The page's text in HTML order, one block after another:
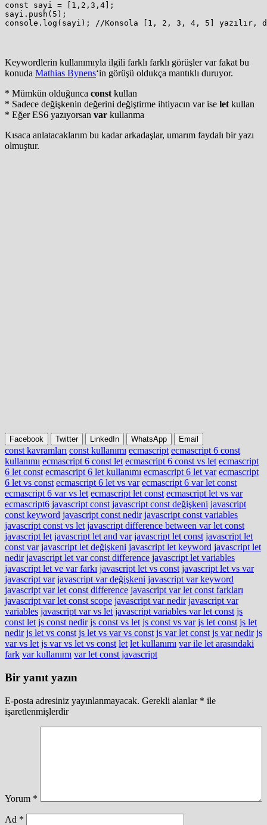
const sayi = [1,2,3,4];
sayi.push(5);
console.log(sayi); //Konsola [1, 2, 3, 4, 5] yazılır,
Keywordlerin kullanımıyla ilgili farklı farklı görüşler var fakat bu
konuda Mathias Bynens‘in görüşü oldukça mantıklı duruyor.
* Mümkün olduğunca const kullan
* Sadece değişkenin değerini değiştirme ihtiyacın var ise let kullan
* Eğer ES6 yazıyorsan var kullanma
Kısaca anlatacaklarım bu kadar arkadaşlar, umarım faydalı bir yazı
olmuştur.
Facebook Twitter LinkedIn WhatsApp Email
const kavramları const kullanımı ecmascript ecmascript 6 const
kullanımı ecmascript 6 const let ecmascript 6 const vs let ecmascript
6 let const ecmascript 6 let kullanımı ecmascript 6 let var ecmascript
6 let vs const ecmascript 6 let vs var ecmascript 6 var let const
ecmascript 6 var vs let ecmascript let const ecmascript let vs var
ecmascript6 javascript const javascript const değişkeni javascript
const keyword javascript const nedir javascript const variables
javascript const vs let javascript difference between var let const
javascript let javascript let and var javascript let const javascript let
const var javascript let değişkeni javascript let keyword javascript let
nedir javascript let var const difference javascript let variables
javascript let ve var farkı javascript let vs const javascript let vs var
javascript var javascript var değişkeni javascript var keyword
javascript var let const difference javascript var let const farkları
javascript var let const scope javascript var nedir javascript var
variables javascript var vs let javascript variables var let const js
const let js const nedir js const vs let js const vs var js let const js let
nedir js let vs const js let vs var vs const js var let const js var nedir js
var vs let js var vs let vs const let let kullanımı var ile let arasındaki
fark var kullanımı var let const javascript
Bir yanıt yazın
E-posta adresiniz yayınlanmayacak. Gerekli alanlar * ile
işaretlenmişlerdir
Yorum *
Ad *